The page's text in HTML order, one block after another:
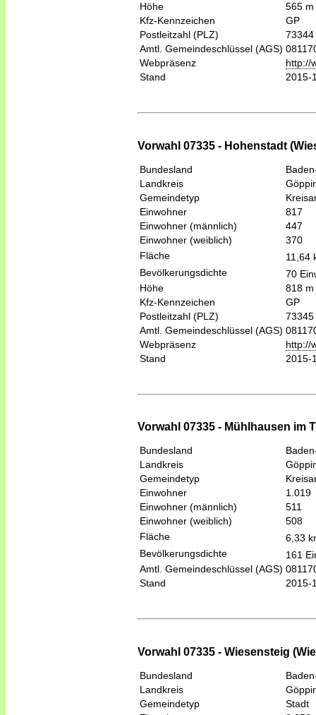
Höhe
565 m
Kfz-Kennzeichen
GP
Postleitzahl (PLZ)
73344
Amtl. Gemeindeschlüssel (AGS)
Webpräsenz
http://
Stand
2015-
Vorwahl 07335 - Hohenstadt
Bundesland
Landkreis
Gemeindetyp
Einwohner
817
Einwohner (männlich)
447
Einwohner (weiblich)
370
Fläche
11,64
Bevölkerungsdichte
70
Höhe
818 m
Kfz-Kennzeichen
GP
Postleitzahl (PLZ)
73345
Amtl. Gemeindeschlüssel (AGS)
Webpräsenz
http://
Stand
2015-
Vorwahl 07335 - Mühlhausen im
Bundesland
Landkreis
Gemeindetyp
Einwohner
1.019
Einwohner (männlich)
511
Einwohner (weiblich)
508
Fläche
6,33
Bevölkerungsdichte
161
Amtl. Gemeindeschlüssel (AGS)
Stand
2015-
Vorwahl 07335 - Wiesensteig
Bundesland
Landkreis
Gemeindetyp
Stadt